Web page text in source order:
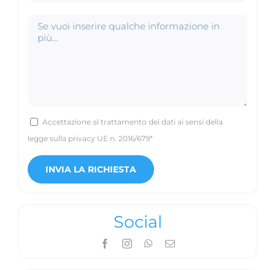
Accettazione al trattamento dei dati ai sensi della
legge sulla privacy UE n. 2016/679*
Social